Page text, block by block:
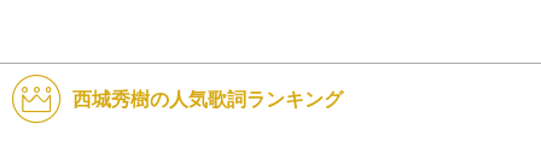
西城秀樹の人気歌詞ランキング